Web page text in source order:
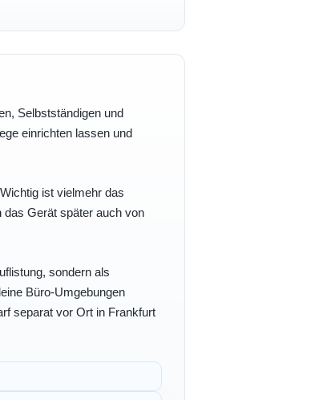
Selbstständigen und
einrichten lassen und
ist vielmehr das
das Gerät später auch von
sondern als
Büro-Umgebungen
separat vor Ort in Frankfurt